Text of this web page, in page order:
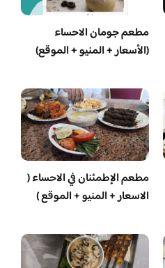
مطعم جومان الاحساء
(الأسعار + المنيو + الموقع)
مطعم الإطمئنان في الاحساء (
الاسعار + المنيو + الموقع )